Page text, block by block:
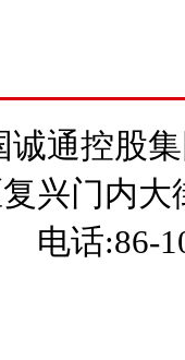
诚通控股
兴门内大
电话:86-